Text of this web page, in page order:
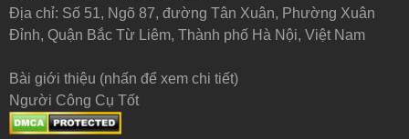
Địa chỉ: Số 51, Ngõ 87, đường Tân Xuân, Phường Xuân
Đỉnh, Quận Bắc Từ Liêm, Thành phố Hà Nội, Việt Nam
Bài giới thiệu (nhấn để xem chi tiết)
Người Công Cụ Tốt